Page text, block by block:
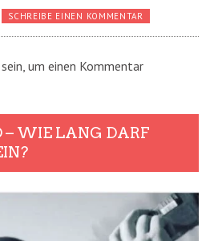
SCHREIBE EINEN KOMMENTAR
sein, um einen Kommentar
– WIE LANG DARF